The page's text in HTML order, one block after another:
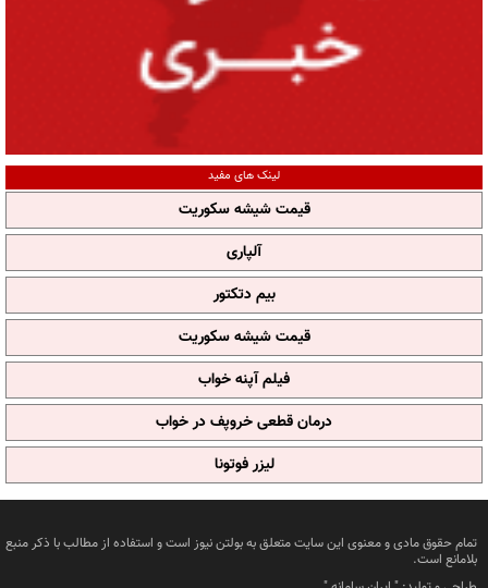
لینک های مفید
قیمت شیشه سکوریت
آلپاری
بیم دتکتور
قیمت شیشه سکوریت
فیلم آپنه خواب
درمان قطعی خروپف در خواب
لیزر فوتونا
تمام حقوق مادی و معنوی این سایت متعلق به بولتن نیوز است و استفاده از مطالب با ذکر منبع
بلامانع است.